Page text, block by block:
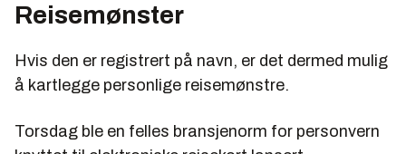
Reisemønster
Hvis den er registrert på navn, er det dermed mulig
å kartlegge personlige reisemønstre.
Torsdag ble en felles bransjenorm for personvern